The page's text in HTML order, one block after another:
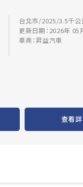
台北市/2025/3.5千公
更新日期：2026年 05
車商：昇益汽車
查看